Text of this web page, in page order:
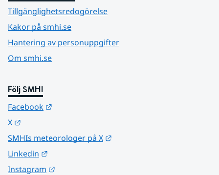
Tillgänglighetsredogörelse
Kakor på smhi.se
Hantering av personuppgifter
Om smhi.se
Följ SMHI
Facebook
X
SMHIs meteorologer på X
Linkedin
Instagram